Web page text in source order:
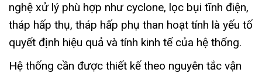
nghệ xử lý phù hợp như cyclone, lọc bụi tĩnh điện,
tháp hấp thụ, tháp hấp phụ than hoạt tính là yếu tố
quyết định hiệu quả và tính kinh tế của hệ thống.
Hệ thống cần được thiết kế theo nguyên tắc vận